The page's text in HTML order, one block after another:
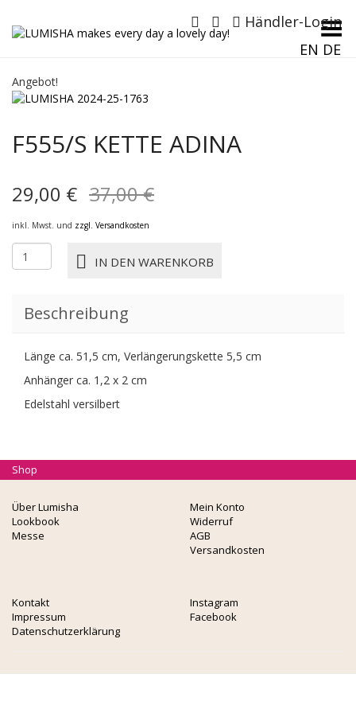
Händler-Login
EN DE
Menü umschalten
Angebot!
F555/S KETTE ADINA
37,00€Ursprünglicher
37,00 €
29,00 €
Aktueller
29,00 €.
inkl. Mwst. und zzgl. Versandkosten
F555/s
KETTE
IN DEN WARENKORB
Beschreibung
Länge ca. 51,5 cm, Verlängerungskette 5,5 cm
Anhänger ca. 1,2 x 2 cm
Edelstahl versilbert
Über Lumisha
Lookbook
Messe
Mein Konto
Widerruf
AGB
Versandkosten
Kontakt
Impressum
Datenschutzerklärung
Instagram
Facebook
Shop